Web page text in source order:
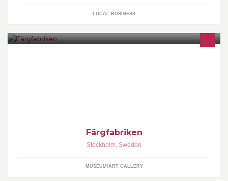
LOCAL BUSINESS
Färgfabriken
Stockholm, Sweden
MUSEUM/ART GALLERY